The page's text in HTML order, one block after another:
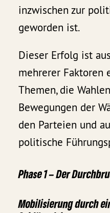
inzwischen zur
geworden ist.
Dieser Erfolg ist
mehrerer Faktoren
Themen, die
Bewegungen der
den Parteien und
politische
Phase 1 – Der
Mobilisierung durch